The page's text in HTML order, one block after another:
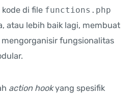
di file functions.php
atau lebih baik lagi, membuat
fungsionalitas
action hookyang spesifik